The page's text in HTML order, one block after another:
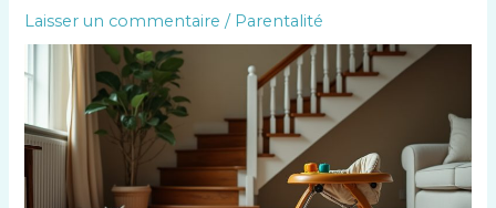
Laisser un commentaire / Parentalité